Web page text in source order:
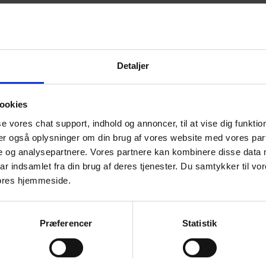
Detaljer
vores chat support, indhold og annoncer, til at vise dig
også oplysninger om din brug af vores website med vores
og analysepartnere. Vores partnere kan kombinere disse data
indsamlet fra din brug af deres tjenester. Du samtykker til
hjemmeside.
Præferencer Statistik